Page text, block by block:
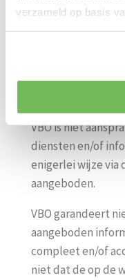
verzameld op basis
of metatag(s).
voor schade,
onmogelijkheid
website
VBO is niet
diensten en/of
enigerlei wijze via
aangeboden.
VBO garandeert
aangeboden
compleet en/of
niet dat de op de